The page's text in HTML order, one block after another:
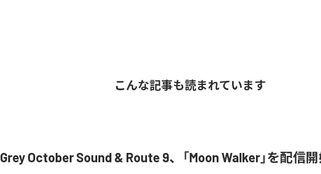
こんな記事も読まれています
Grey October Sound & Route 9、「Moon Walker」を配信